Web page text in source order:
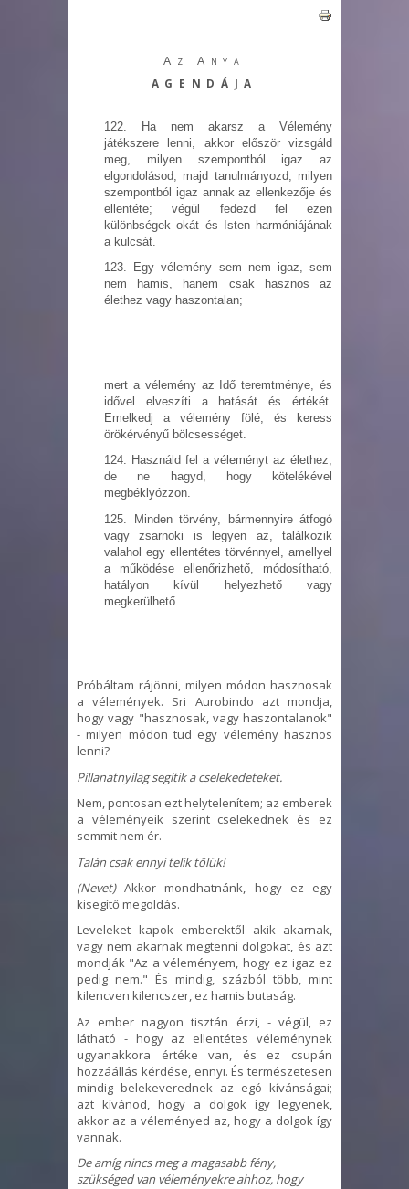
Az Anya
AGENDÁJA
122. Ha nem akarsz a Vélemény
játékszere lenni, akkor először vizsgáld
meg, milyen szempontból igaz az
elgondolásod, majd tanulmányozd, milyen
szempontból igaz annak az ellenkezője és
ellentéte; végül fedezd fel ezen
különbségek okát és Isten harmóniájának
a kulcsát.
123. Egy vélemény sem nem igaz, sem
nem hamis, hanem csak hasznos az
élethez vagy haszontalan;
mert a vélemény az Idő teremtménye, és
idővel elveszíti a hatását és értékét.
Emelkedj a vélemény fölé, és keress
örökérvényű bölcsességet.
124. Használd fel a véleményt az élethez,
de ne hagyd, hogy kötelékével
megbéklyózzon.
125. Minden törvény, bármennyire átfogó
vagy zsarnoki is legyen az, találkozik
valahol egy ellentétes törvénnyel, amellyel
a működése ellenőrizhető, módosítható,
hatályon kívül helyezhető vagy
megkerülhető.
Próbáltam rájönni, milyen módon hasznosak
a vélemények. Sri Aurobindo azt mondja,
hogy vagy "hasznosak, vagy haszontalanok"
- milyen módon tud egy vélemény hasznos
lenni?
Pillanatnyilag segítik a cselekedeteket.
Nem, pontosan ezt helytelenítem; az emberek
a véleményeik szerint cselekednek és ez
semmit nem ér.
Talán csak ennyi telik tőlük!
(Nevet)Akkor mondhatnánk, hogy ez egy
kisegítő megoldás.
Leveleket kapok emberektől akik akarnak,
vagy nem akarnak megtenni dolgokat, és azt
mondják "Az a véleményem, hogy ez igaz ez
pedig nem." És mindig, százból több, mint
kilencven kilencszer, ez hamis butaság.
Az ember nagyon tisztán érzi, - végül, ez
látható - hogy az ellentétes véleménynek
ugyanakkora értéke van, és ez csupán
hozzáállás kérdése, ennyi. És természetesen
mindig belekeverednek az egó kívánságai;
azt kívánod, hogy a dolgok így legyenek,
akkor az a véleményed az, hogy a dolgok így
vannak.
De amíg nincs meg a magasabb fény,
szükséged van véleményekre ahhoz, hogy